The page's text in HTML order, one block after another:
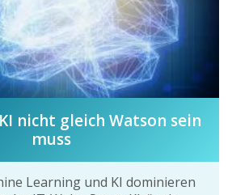
nicht gleich Watson sein
muss
Learning und KI dominieren